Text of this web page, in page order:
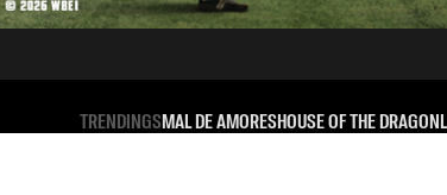
TRENDINGSMAL DE AMORESHOUSE OF THE DRAGON